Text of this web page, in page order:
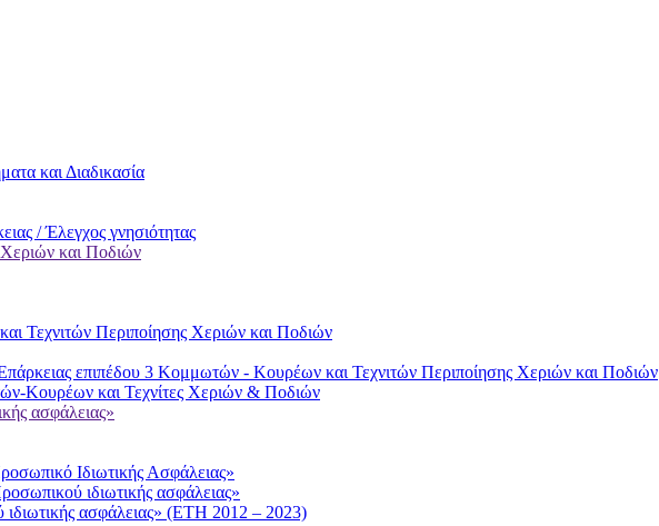
και Διαδικασία
/ Έλεγχος γνησιότητας
και Ποδιών
Τεχνιτών Περιποίησης Χεριών και Ποδιών
επιπέδου 3 Κομμωτών - Κουρέων και Τεχνιτών Περιποίησης Χεριών και Ποδιών
Κουρέων και Τεχνίτες Χεριών & Ποδιών
ασφάλειας»
Ιδιωτικής Ασφάλειας»
ιδιωτικής ασφάλειας»
ιδιωτικής ασφάλειας» (ΕΤΗ 2012 – 2023)